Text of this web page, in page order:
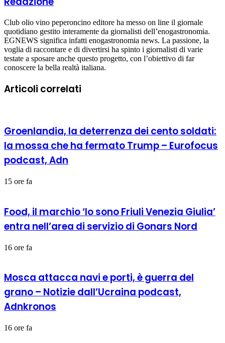
Club olio vino peperoncino editore ha messo on line il giornale
quotidiano gestito interamente da giornalisti dell’enogastronomia.
EGNEWS significa infatti enogastronomia news. La passione, la
voglia di raccontare e di divertirsi ha spinto i giornalisti di varie
testate a sposare anche questo progetto, con l’obiettivo di far
conoscere la bella realtà italiana.
Articoli correlati
Groenlandia, la deterrenza dei cento soldati:
la mossa che ha fermato Trump – Eurofocus
podcast, Adn
15 ore fa
Food, il marchio ‘Io sono Friuli Venezia Giulia’
entra nell’area di servizio di Gonars Nord
16 ore fa
Mosca attacca navi e porti, è guerra del
grano – Notizie dall’Ucraina podcast,
Adnkronos
16 ore fa